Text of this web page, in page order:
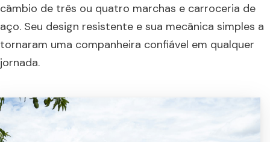
câmbio de três ou quatro marchas e carroceria de
aço. Seu design resistente e sua mecânica simples a
tornaram uma companheira confiável em qualquer
jornada.